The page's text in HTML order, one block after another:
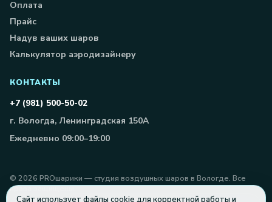
Сайт использует файлы cookie для корректной работы и
Оплата
Прайс
Надув ваших шаров
Калькулятор аэродизайнеру
КОНТАКТЫ
+7 (981) 500-50-02
г. Вологда, Ленинградская 150А
Ежедневно 09:00–19:00
© 2026 PROшарики — студия воздушных шаров в Вологде. Все
права защищены.